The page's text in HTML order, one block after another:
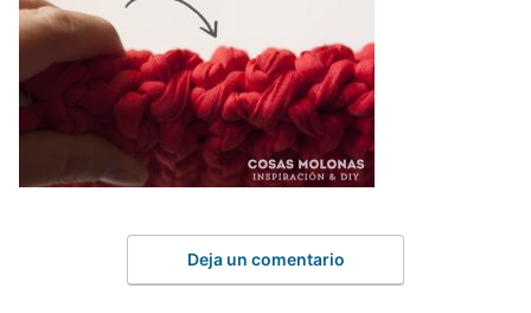
Deja un comentario